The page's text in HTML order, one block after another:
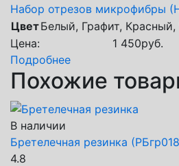
Набор отрезов микрофибры
ЦветБелый, Графит,
Цена:
1 450руб.
Подробнее
Похожие
В наличии
Бретелечная резинка
4.8